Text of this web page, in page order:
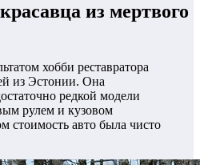
из мертвого
хобби реставратора
из Эстонии. Она
редкой модели
рулем и кузовом
стоимость авто была чисто